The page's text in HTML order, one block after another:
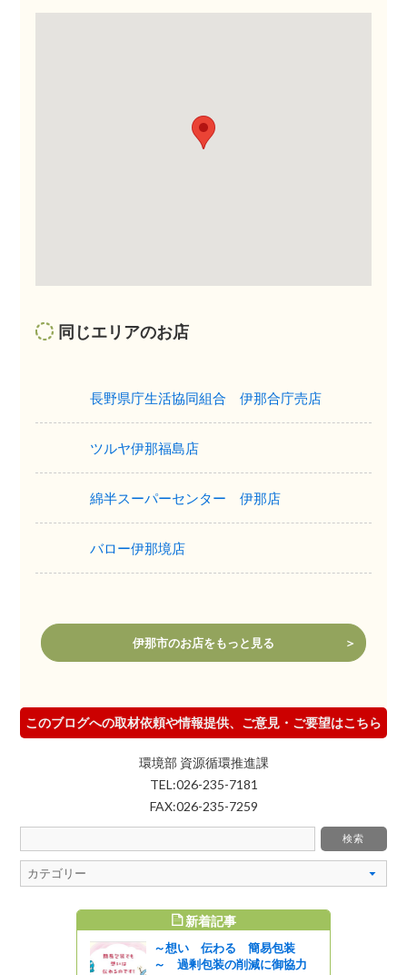
同じエリアのお店
長野県庁生活協同組合 伊那合庁売店
ツルヤ伊那福島店
綿半スーパーセンター 伊那店
バロー伊那境店
伊那市のお店をもっと見る
このブログへの取材依頼や情報提供、ご意見・ご要望はこちら
環境部 資源循環推進課
TEL:026-235-7181
FAX:026-235-7259
新着記事
～想い 伝わる 簡易包装
～ 過剰包装の削減に御協力